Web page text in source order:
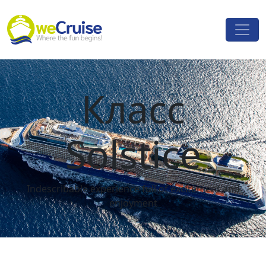
Main
Navigation
Класс
Solstice
Indescribable experience full of excitement and
enjoyment